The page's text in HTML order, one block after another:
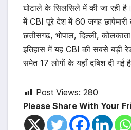
घोटाले के सिलसिले में की जा रही
में CBI पूरे देश में 60 जगह छापेमारी
छत्तीसगढ़, भोपाल, दिल्ली,
इतिहास में यह CBI की सबसे बड़ी
समेत 17 लोगों के यहाँ दबिश दी गई
Post Views: 280
Please Share With Your